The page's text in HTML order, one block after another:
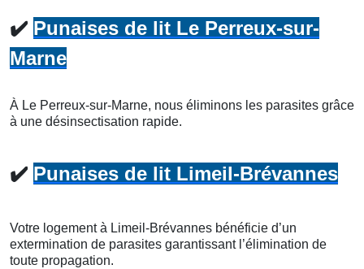
✔️ Punaises de lit Le Perreux-sur-
Marne
À Le Perreux-sur-Marne, nous éliminons les parasites grâce
à une désinsectisation rapide.
✔️ Punaises de lit Limeil-Brévannes
Votre logement à Limeil-Brévannes bénéficie d’un
extermination de parasites garantissant l’élimination de
toute propagation.